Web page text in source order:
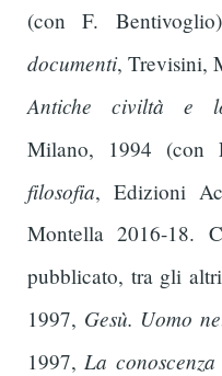
(con F.
documenti, Trevisini,
Antiche civiltà e
Milano, 1994 (con
filosofia, Edizioni
Montella 2016-18.
pubblicato, tra gli
1997, Gesù. Uomo
1997, La